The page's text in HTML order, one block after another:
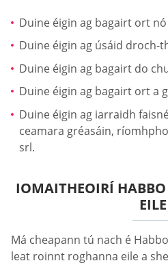
Duine éigin ag bagairt ort
Duine éigin ag úsáid droch-
Duine éigin ag bagairt do
Duine éigin ag bagairt ort a
Duine éigin ag iarraidh
ceamara gréasáin,
srl.
IOMAITHEOIRÍ
EILE
Má cheapann tú nach é
leat roinnt roghanna eile a